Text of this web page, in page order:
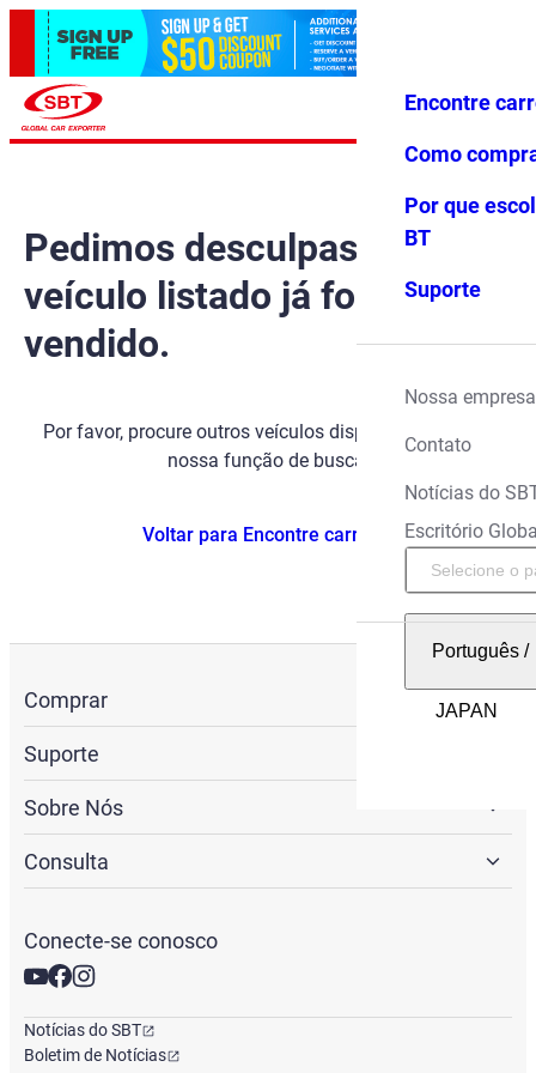
Favoritos Menu
Encontre
Como
Por que
BT
Suporte
Nossa empresa
Contato
Notícias do
Escritório
Português/
Pedimos desculpas, mas o
veículo listado já foi
vendido.
Por favor, procure outros veículos disponíveis usando
nossa função de busca.
Voltar para Encontre carros
Comprar
Suporte
Sobre Nós
Consulta
Conecte-se conosco
Notícias do SBT
Boletim de Notícias